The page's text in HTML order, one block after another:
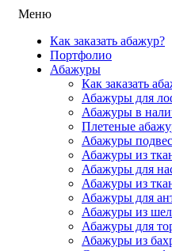
Меню
Как заказать абажур?
Портфолио
Абажуры
Как заказать
Абажуры для
Абажуры в
Плетеные
Абажуры
Абажуры из
Абажуры для
Абажуры из
Абажуры для
Абажуры из
Абажуры для
Абажуры из